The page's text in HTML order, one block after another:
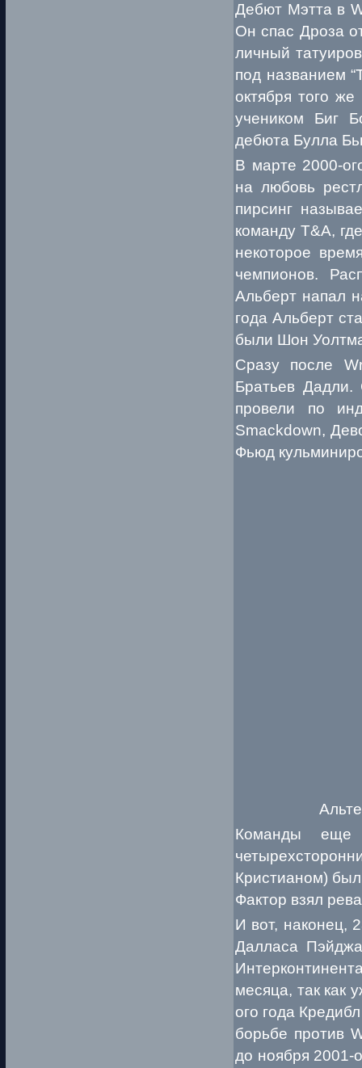
Дебют Мэтта в
Он спас Дроза
личный
под названием
октября того
учеником Биг
дебюта Булла
В марте 2000-
на любовь
пирсинг
команду T&A,
некоторое
чемпионов.
Альберт напал
года Альберт
были Шон
Сразу после
Братьев Дадли.
провели по
Smackdown,
Фьюд
Команды еще
Кристианом)
Фактор взял
И вот, наконец,
Далласа
месяца, так как
ого года
борьбе против
до ноября 2001-